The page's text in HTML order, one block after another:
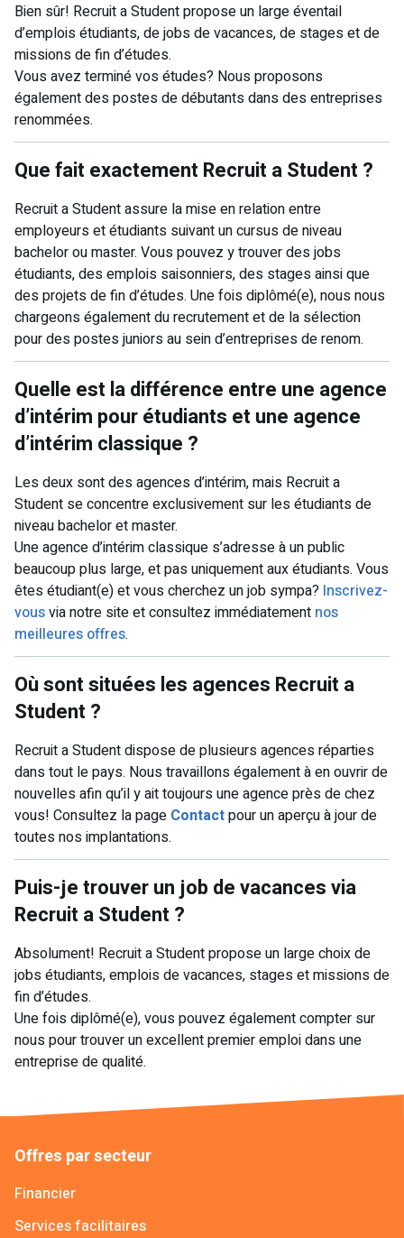
Bien sûr! Recruit a Student propose un large éventail
d’emplois étudiants, de jobs de vacances, de stages et de
missions de fin d’études.
Vous avez terminé vos études? Nous proposons
également des postes de débutants dans des entreprises
renommées.
Que fait exactement Recruit a Student ?
Recruit a Student assure la mise en relation entre
employeurs et étudiants suivant un cursus de niveau
bachelor ou master. Vous pouvez y trouver des jobs
étudiants, des emplois saisonniers, des stages ainsi que
des projets de fin d’études. Une fois diplômé(e), nous nous
chargeons également du recrutement et de la sélection
pour des postes juniors au sein d’entreprises de renom.
Quelle est la différence entre une agence
d’intérim pour étudiants et une agence
d’intérim classique ?
Les deux sont des agences d’intérim, mais Recruit a
Student se concentre exclusivement sur les étudiants de
niveau bachelor et master.
Une agence d’intérim classique s’adresse à un public
beaucoup plus large, et pas uniquement aux étudiants. Vous
êtes étudiant(e) et vous cherchez un job sympa? Inscrivez-
vousvia notre site et consultez immédiatement nos
meilleures offres.
Où sont situées les agences Recruit a
Student ?
Recruit a Student dispose de plusieurs agences réparties
dans tout le pays. Nous travaillons également à en ouvrir de
nouvelles afin qu’il y ait toujours une agence près de chez
vous! Consultez la page Contactpour un aperçu à jour de
toutes nos implantations.
Puis-je trouver un job de vacances via
Recruit a Student ?
Absolument! Recruit a Student propose un large choix de
jobs étudiants, emplois de vacances, stages et missions de
fin d’études.
Une fois diplômé(e), vous pouvez également compter sur
nous pour trouver un excellent premier emploi dans une
entreprise de qualité.
Offres par secteur
Financier
Services facilitaires